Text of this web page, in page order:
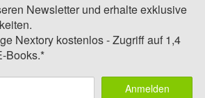
Newsletter und erhalte exklusive
Nextory kostenlos - Zugriff auf 1,4
Books.*
Anmelden